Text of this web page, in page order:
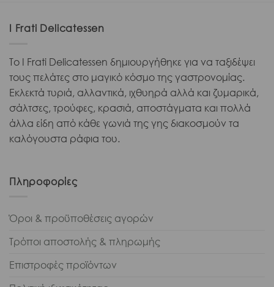
I Frati Delicatessen
Το I Frati Delicatessen δημιουργήθηκε για να ταξιδέψει
τους πελάτες στο μαγικό κόσμο της γαστρονομίας.
Εκλεκτά τυριά, αλλαντικά, ιχθυηρά αλλά και ζυμαρικά,
σάλτσες, τρούφες, κρασιά, αποστάγματα και πολλά
άλλα είδη από κάθε γωνιά της γης διακοσμούν τα
καλόγουστα ράφια του.
Πληροφορίες
Όροι & προϋποθέσεις αγορών
Τρόποι αποστολής & πληρωμής
Επιστροφές προϊόντων